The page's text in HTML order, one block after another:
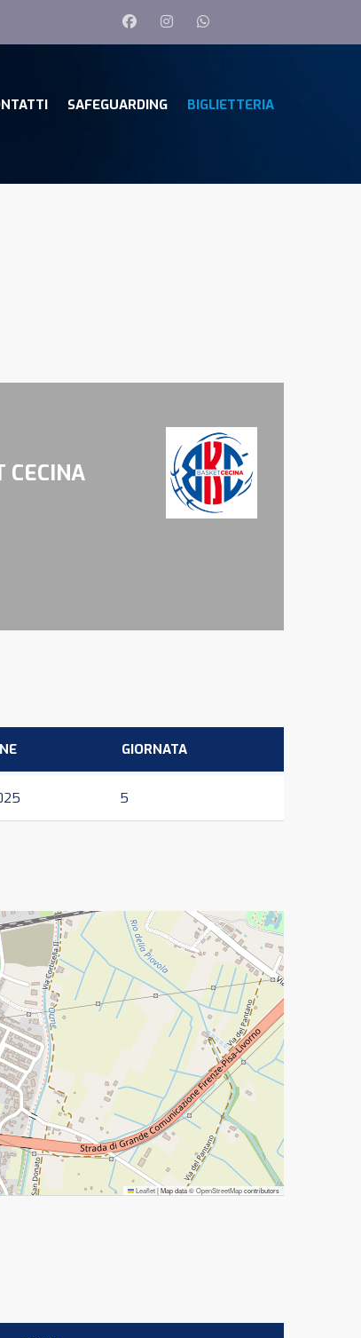
SAFEGUARDING BIGLIETTERIA
CECINA
GIORNATA
5
Leaflet|Map data ©OpenStreetMapcontributors